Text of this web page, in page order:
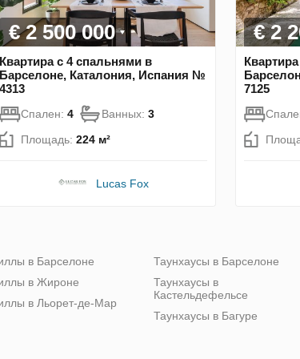
€ 2 500 000
Квартира с 4 спальнями в
Барселоне, Каталония, Испания №
4313
Спален: 4 Ванных: 3
Площадь: 224 м²
Lucas Fox
€ 2
7125
в Барселоне
в Жироне
в Льорет-де-Мар
Таунхаусы в Барселоне
Таунхаусы в
Кастельдефельсе
Таунхаусы в Багуре